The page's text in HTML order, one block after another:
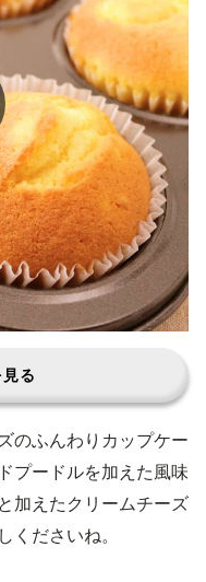
る
のふんわりカップケー
プードルを加えた風味
加えたクリームチーズ
くださいね。